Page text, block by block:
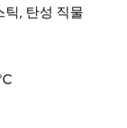
틱, 탄성 직물